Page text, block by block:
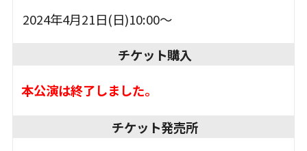
作
W.シェイクスピア
翻訳
2024年4月21日(日)10:00～
チケット購入
本公演は終了しました。
チケット発売所